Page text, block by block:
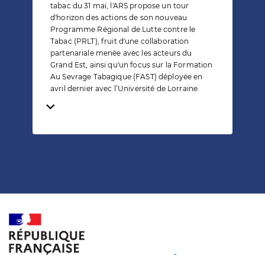
tabac du 31 mai, l'ARS propose un tour
d'horizon des actions de son nouveau
Programme Régional de Lutte contre le
Tabac (PRLT), fruit d'une collaboration
partenariale menée avec les acteurs du
Grand Est, ainsi qu'un focus sur la Formation
Au Sevrage Tabagique (FAST) déployée en
avril dernier avec l’Université de Lorraine.
Temps de lecture